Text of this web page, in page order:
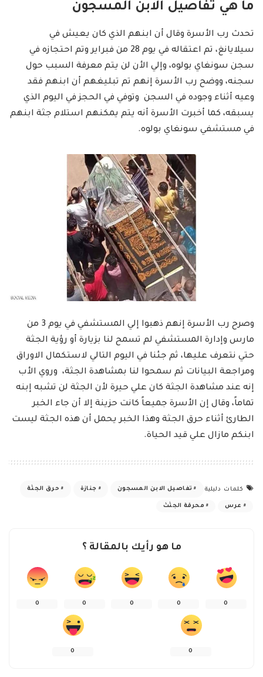
ما هي تفاصيل الابن المسجون
تحدث رب الأسرة وقال أن ابنهم الذي كان يعيش في
سيلايانغ، تم اعتقاله في يوم 28 من فبراير وتم احتجازه في
سجن سونغاي بولوه، وإلي الأن لن يتم معرفة السبب حول
سجنه، ووضح رب الأسرة إنهم تم تبليغهم أن ابنهم فقد
وعيه أثناء وجوده في السجن وتوفي في الحجز في اليوم الذي
يسبقه، كما أخبرت الأسرة أنه يتم يمكنهم استلام جثة ابنهم
في مستشفي سونغاي بولوه.
وصرح رب الأسرة إنهم ذهبوا إلي المستشفي في يوم 3 من
مارس وإدارة المستشفي لم تسمح لنا بزيارة أو رؤية الجثة
حتي نتعرف عليها، ثم جئنا في اليوم التالي لاستكمال الاوراق
ومراجعة البيانات ثم سمحوا لنا بمشاهدة الجثة، وروي الأب
إنه عند مشاهدة الجثة كان علي حيرة لأن الجثة لن تشبه إبنه
تماماً، وقال إن الأسرة جميعاً كانت حزينة إلا أن جاء الخبر
الطارئ أثناء حرق الجثة وهذا الخبر يحمل أن هذه الجثة ليست
ابنكم مازال علي قيد الحياة.
كلمات دليلية تفاصيل الابن المسجون جنازة حرق الجثة
عرس محرقة الجثث
ما هو رأيك بالمقالة ؟
0
0
0
0
0
0
0